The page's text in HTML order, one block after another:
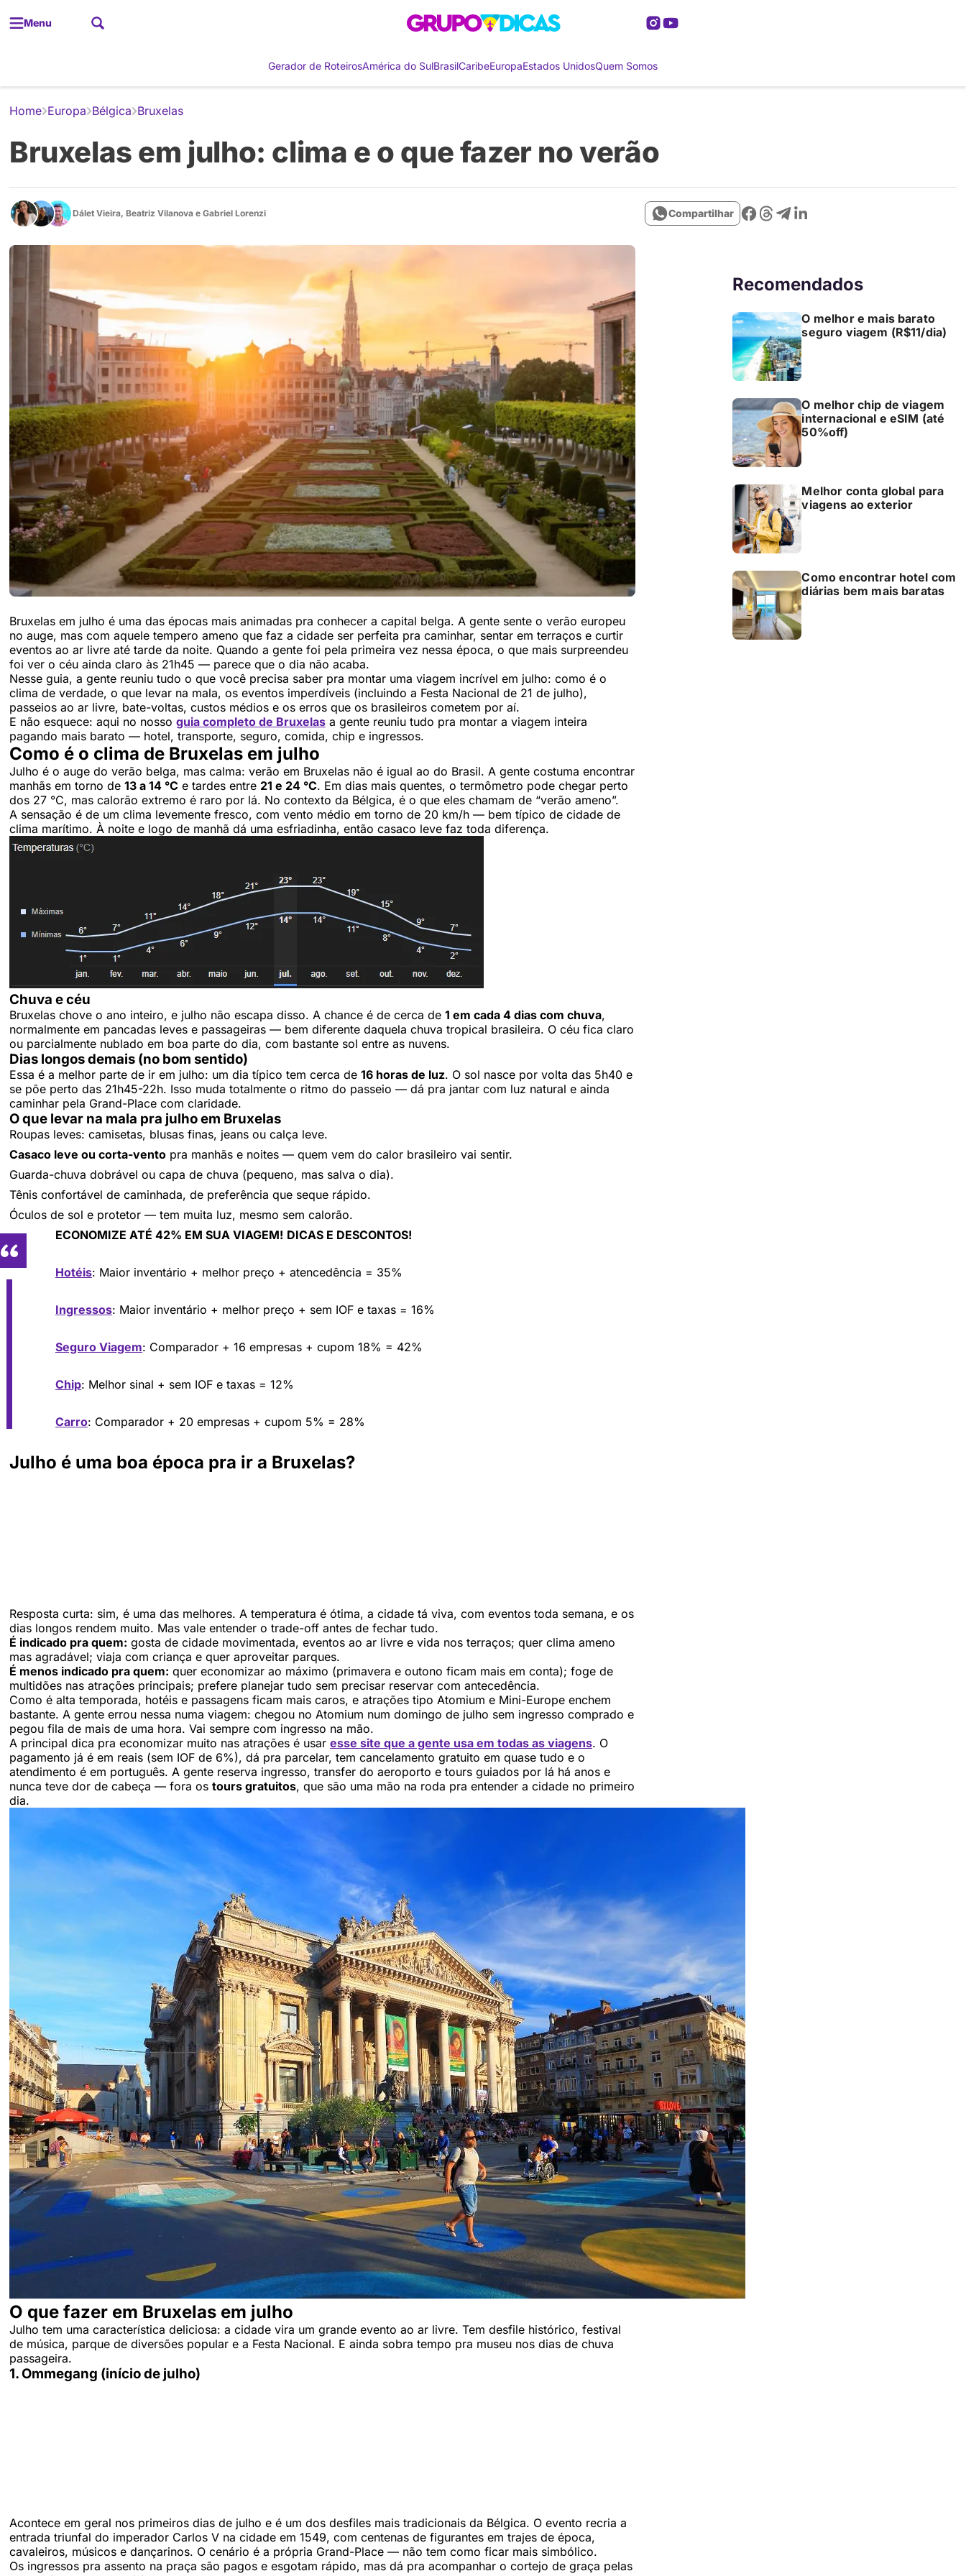
Menu
Gerador de RoteirosAmérica do SulBrasilCaribeEuropaEstados UnidosQuem Somos
Home Europa Bélgica Bruxelas
Bruxelas em julho: clima e o que fazer no verão
Dálet Vieira, Beatriz Vilanova e Gabriel Lorenzi Compartilhar
Bruxelas em julho é uma das épocas mais animadas pra conhecer a capital belga. A gente sente o verão europeu
no auge, mas com aquele tempero ameno que faz a cidade ser perfeita pra caminhar, sentar em terraços e curtir
eventos ao ar livre até tarde da noite. Quando a gente foi pela primeira vez nessa época, o que mais surpreendeu
foi ver o céu ainda claro às 21h45 — parece que o dia não acaba.
Nesse guia, a gente reuniu tudo o que você precisa saber pra montar uma viagem incrível em julho: como é o
clima de verdade, o que levar na mala, os eventos imperdíveis (incluindo a Festa Nacional de 21 de julho),
passeios ao ar livre, bate-voltas, custos médios e os erros que os brasileiros cometem por aí.
E não esquece: aqui no nosso guia completo de Bruxelas a gente reuniu tudo pra montar a viagem inteira
pagando mais barato — hotel, transporte, seguro, comida, chip e ingressos.
Como é o clima de Bruxelas em julho
Julho é o auge do verão belga, mas calma: verão em Bruxelas não é igual ao do Brasil. A gente costuma encontrar
manhãs em torno de 13 a 14 °C e tardes entre 21 e 24 °C. Em dias mais quentes, o termômetro pode chegar perto
dos 27 °C, mas calorão extremo é raro por lá. No contexto da Bélgica, é o que eles chamam de “verão ameno”.
A sensação é de um clima levemente fresco, com vento médio em torno de 20 km/h — bem típico de cidade de
clima marítimo. À noite e logo de manhã dá uma esfriadinha, então casaco leve faz toda diferença.
Chuva e céu
Bruxelas chove o ano inteiro, e julho não escapa disso. A chance é de cerca de 1 em cada 4 dias com chuva,
normalmente em pancadas leves e passageiras — bem diferente daquela chuva tropical brasileira. O céu fica claro
ou parcialmente nublado em boa parte do dia, com bastante sol entre as nuvens.
Dias longos demais (no bom sentido)
Essa é a melhor parte de ir em julho: um dia típico tem cerca de 16 horas de luz. O sol nasce por volta das 5h40 e
se põe perto das 21h45-22h. Isso muda totalmente o ritmo do passeio — dá pra jantar com luz natural e ainda
caminhar pela Grand-Place com claridade.
O que levar na mala pra julho em Bruxelas
Roupas leves: camisetas, blusas finas, jeans ou calça leve.
Casaco leve ou corta-vento pra manhãs e noites — quem vem do calor brasileiro vai sentir.
Guarda-chuva dobrável ou capa de chuva (pequeno, mas salva o dia).
Tênis confortável de caminhada, de preferência que seque rápido.
Óculos de sol e protetor — tem muita luz, mesmo sem calorão.
ECONOMIZE ATÉ 42% EM SUA VIAGEM! DICAS E DESCONTOS!
Hotéis: Maior inventário + melhor preço + atencedência = 35%
Ingressos: Maior inventário + melhor preço + sem IOF e taxas = 16%
Seguro Viagem: Comparador + 16 empresas + cupom 18% = 42%
Chip: Melhor sinal + sem IOF e taxas = 12%
Carro: Comparador + 20 empresas + cupom 5% = 28%
Julho é uma boa época pra ir a Bruxelas?
Resposta curta: sim, é uma das melhores. A temperatura é ótima, a cidade tá viva, com eventos toda semana, e os
dias longos rendem muito. Mas vale entender o trade-off antes de fechar tudo.
É indicado pra quem: gosta de cidade movimentada, eventos ao ar livre e vida nos terraços; quer clima ameno
mas agradável; viaja com criança e quer aproveitar parques.
É menos indicado pra quem: quer economizar ao máximo (primavera e outono ficam mais em conta); foge de
multidões nas atrações principais; prefere planejar tudo sem precisar reservar com antecedência.
Como é alta temporada, hotéis e passagens ficam mais caros, e atrações tipo Atomium e Mini-Europe enchem
bastante. A gente errou nessa numa viagem: chegou no Atomium num domingo de julho sem ingresso comprado e
pegou fila de mais de uma hora. Vai sempre com ingresso na mão.
A principal dica pra economizar muito nas atrações é usar esse site que a gente usa em todas as viagens. O
pagamento já é em reais (sem IOF de 6%), dá pra parcelar, tem cancelamento gratuito em quase tudo e o
atendimento é em português. A gente reserva ingresso, transfer do aeroporto e tours guiados por lá há anos e
nunca teve dor de cabeça — fora os tours gratuitos, que são uma mão na roda pra entender a cidade no primeiro
dia.
O que fazer em Bruxelas em julho
Julho tem uma característica deliciosa: a cidade vira um grande evento ao ar livre. Tem desfile histórico, festival
de música, parque de diversões popular e a Festa Nacional. E ainda sobra tempo pra museu nos dias de chuva
passageira.
1. Ommegang (início de julho)
Acontece em geral nos primeiros dias de julho e é um dos desfiles mais tradicionais da Bélgica. O evento recria a
entrada triunfal do imperador Carlos V na cidade em 1549, com centenas de figurantes em trajes de época,
cavaleiros, músicos e dançarinos. O cenário é a própria Grand-Place — não tem como ficar mais simbólico.
Os ingressos pra assento na praça são pagos e esgotam rápido, mas dá pra acompanhar o cortejo de graça pelas
Recomendados
O melhor e mais barato
seguro viagem (R$11/dia)
O melhor chip de viagem
internacional e eSIM (até
50%off)
Melhor conta global para
viagens ao exterior
Como encontrar hotel com
diárias bem mais baratas